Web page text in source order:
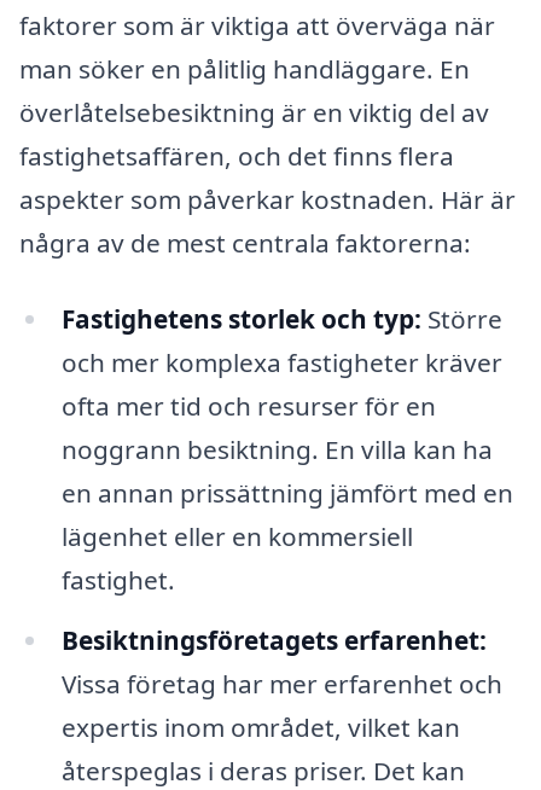
faktorer som är viktiga att överväga när
man söker en pålitlig handläggare. En
överlåtelsebesiktning är en viktig del av
fastighetsaffären, och det finns flera
aspekter som påverkar kostnaden. Här är
några av de mest centrala faktorerna:
Fastighetens storlek och typ: Större
och mer komplexa fastigheter kräver
ofta mer tid och resurser för en
noggrann besiktning. En villa kan ha
en annan prissättning jämfört med en
lägenhet eller en kommersiell
fastighet.
Besiktningsföretagets erfarenhet:
Vissa företag har mer erfarenhet och
expertis inom området, vilket kan
återspeglas i deras priser. Det kan